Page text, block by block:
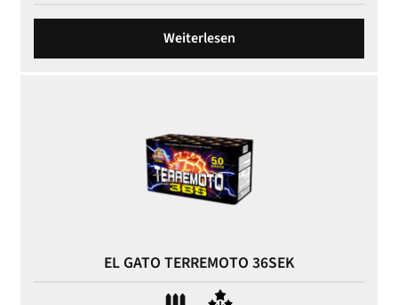
Weiterlesen
EL GATO TERREMOTO 36SEK